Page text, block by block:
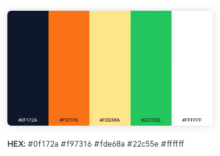
HEX: #0f172a #f97316 #fde68a #22c55e #ffffff